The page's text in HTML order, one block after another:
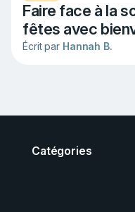
Faire face à la
fêtes avec
Écrit par Hannah B.
Catégories